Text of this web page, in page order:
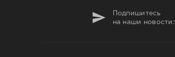
Подпишитесь
на наши новости: